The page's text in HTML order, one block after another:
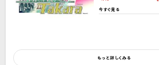
今すぐ見る
もっと詳しくみる